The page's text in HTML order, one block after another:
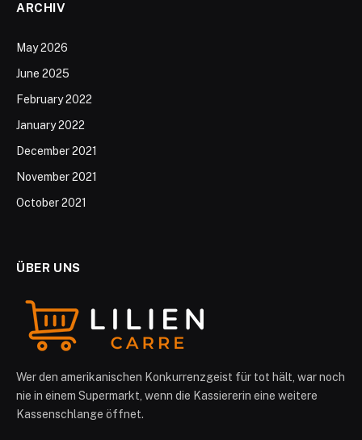
ARCHIV
May 2026
June 2025
February 2022
January 2022
December 2021
November 2021
October 2021
ÜBER UNS
Wer den amerikanischen Konkurrenzgeist für tot hält, war noch
nie in einem Supermarkt, wenn die Kassiererin eine weitere
Kassenschlange öffnet.